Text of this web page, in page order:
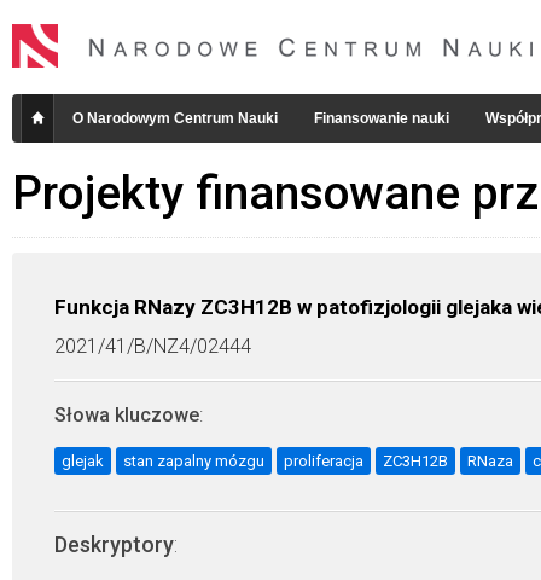
O Narodowym Centrum Nauki Finansowanie nauki
Projekty finansowane
Funkcja RNazy ZC3H12B w patofizjologii glejaka
2021/41/B/NZ4/02444
Słowa kluczowe:
glejak stan zapalny mózgu proliferacja ZC3H12B RNaza
Deskryptory: